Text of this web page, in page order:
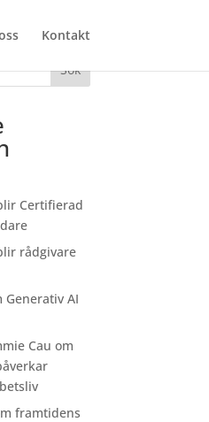
Kontakt
Sök
Certifierad
rådgivare
Generativ AI
Cau om
framtidens